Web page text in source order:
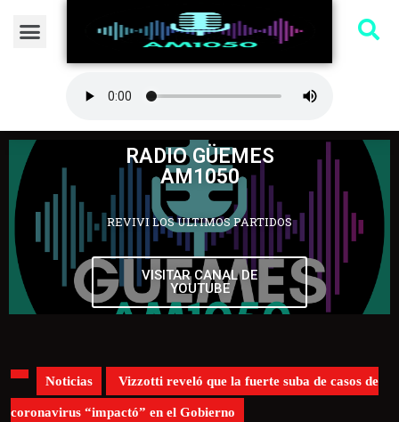
RADIO GÜEMES
AM1050
REVIVI LOS ULTIMOS PARTIDOS
VISITAR CANAL DE
YOUTUBE
Noticias Vizzotti reveló que la fuerte suba de casos de
coronavirus “impactó” en el Gobierno